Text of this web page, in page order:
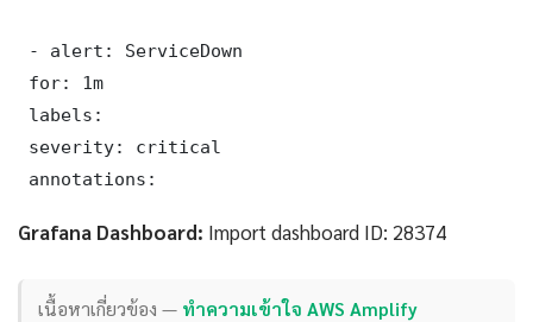
- alert: ServiceDown
for: 1m
labels:
severity: critical
annotations:
Grafana Dashboard: Import dashboard ID: 28374
เนื้อหาเกี่ยวข้อง — ทำความเข้าใจ AWS Amplify